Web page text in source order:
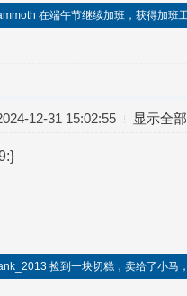
在端午节继续加班，获得加班
12-31 15:02:55 显示全
捡到一块切糕，卖给了小马